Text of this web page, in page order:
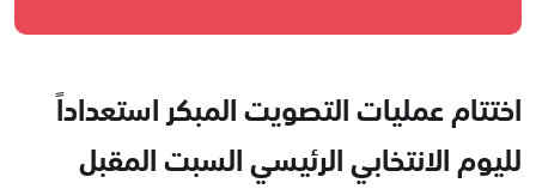
اختتام عمليات التصويت المبكر استعداداً
لليوم الانتخابي الرئيسي السبت المقبل